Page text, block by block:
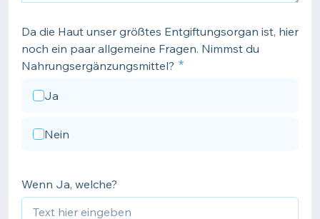
Da die Haut unser größtes Entgiftungsorgan ist, hier
noch ein paar allgemeine Fragen. Nimmst du
Nahrungsergänzungsmittel?
Ja
Nein
Wenn Ja, welche?